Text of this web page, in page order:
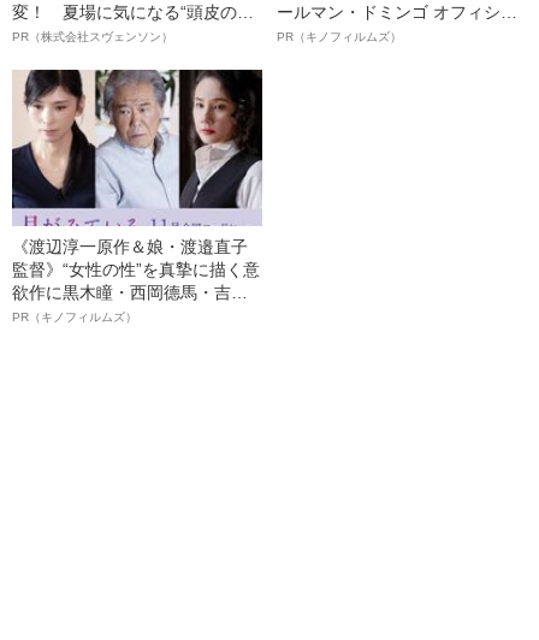
変！ 夏場に気になる“頭皮のニ
オイ”や“ベタつき”を解消す
ト”が生み出した徹底ケアとは
PR（株式会社スヴェンソン）
ールマン・ドミンゴ オフィシャ
ルインタビュー“観客を魅了した
PR（キノフィルムズ）
《渡辺淳一原作＆娘・渡邉直子
監督》“女性の性”を真摯に描く意
欲作に黒木瞳・西岡德馬・吉田
羊が出演決定！《映画『月がみ
PR（キノフィルムズ）